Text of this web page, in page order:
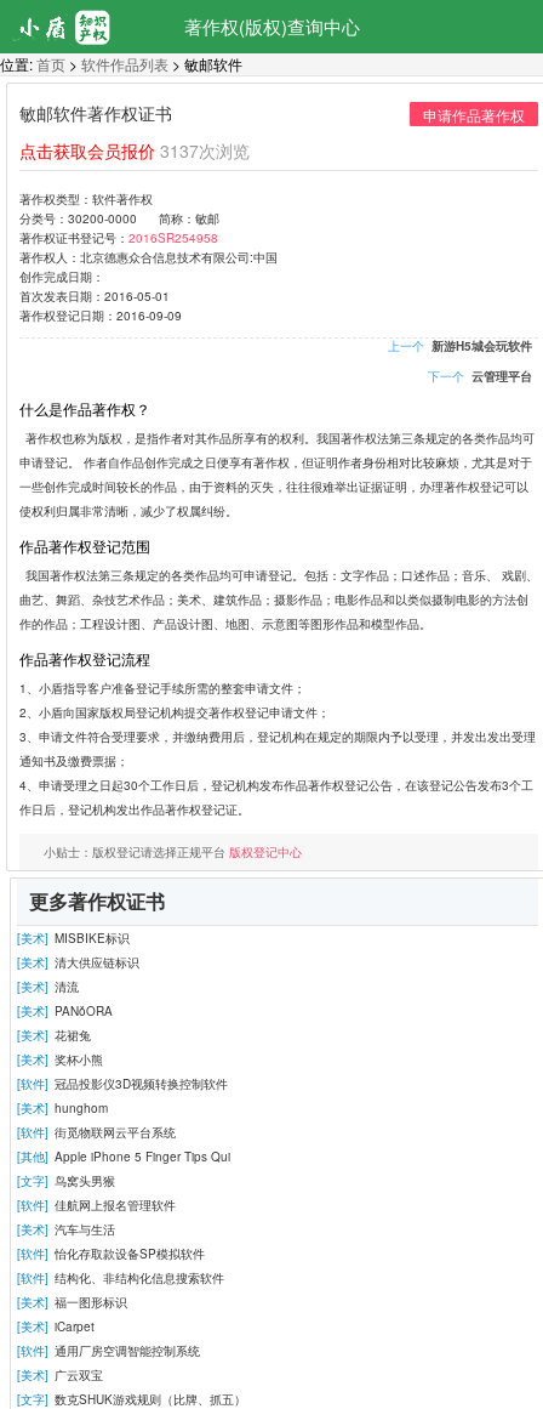
著作权(版权)查询中心
位置:首页 > 软件作品列表 > 敏邮软件
敏邮软件著作权证书 申请作品著作权
点击获取会员报价 3137次浏览
著作权类型： 软件著作权
分类号： 30200-0000 简称： 敏邮
著作权证书登记号： 2016SR254958
著作权人： 北京德惠众合信息技术有限公司:中国
创作完成日期：
首次发表日期： 2016-05-01
著作权登记日期： 2016-09-09
上一个 新游H5城会玩软件
下一个 云管理平台
什么是作品著作权？
著作权也称为版权，是指作者对其作品所享有的权利。我国著作权法第三条规定的各类作品均可
申请登记。 作者自作品创作完成之日便享有著作权，但证明作者身份相对比较麻烦，尤其是对于
一些创作完成时间较长的作品，由于资料的灭失，往往很难举出证据证明，办理著作权登记可以
使权利归属非常清晰，减少了权属纠纷。
作品著作权登记范围
我国著作权法第三条规定的各类作品均可申请登记。包括：文字作品；口述作品；音乐、 戏剧、
曲艺、舞蹈、杂技艺术作品；美术、建筑作品；摄影作品；电影作品和以类似摄制电影的方法创
作的作品；工程设计图、产品设计图、地图、示意图等图形作品和模型作品。
作品著作权登记流程
1、小盾指导客户准备登记手续所需的整套申请文件；
2、小盾向国家版权局登记机构提交著作权登记申请文件；
3、申请文件符合受理要求，并缴纳费用后，登记机构在规定的期限内予以受理，并发出发出受理
通知书及缴费票据；
4、申请受理之日起30个工作日后，登记机构发布作品著作权登记公告，在该登记公告发布3个工
作日后，登记机构发出作品著作权登记证。
小贴士：版权登记请选择正规平台 版权登记中心
更多著作权证书
[美术] MISBIKE标识
[美术] 清大供应链标识
[美术] 清流
[美术] PANǒORA
[美术] 花裙兔
[美术] 奖杯小熊
[软件] 冠品投影仪3D视频转换控制软件
[美术] hunghom
[软件] 街觅物联网云平台系统
[其他] Apple iPhone 5 Finger Tips Qui
[文字] 鸟窝头男猴
[软件] 佳航网上报名管理软件
[美术] 汽车与生活
[软件] 怡化存取款设备SP模拟软件
[软件] 结构化、非结构化信息搜索软件
[美术] 福一图形标识
[美术] iCarpet
[软件] 通用厂房空调智能控制系统
[美术] 广云双宝
[文字] 数克SHUK游戏规则（比牌、抓五）